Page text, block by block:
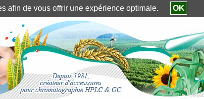
Identification client ||Mon compte
afin de vous offrir une expérience optimale. OK